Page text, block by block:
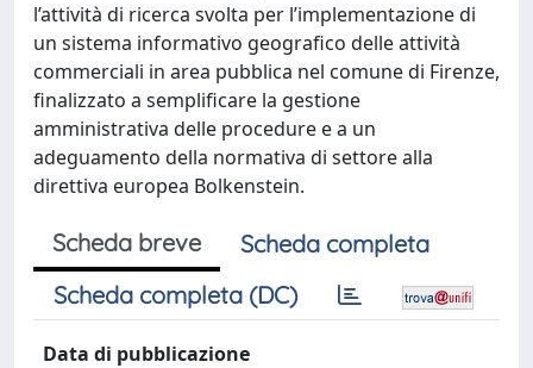
l’attività di ricerca svolta per l’implementazione di
un sistema informativo geografico delle attività
commerciali in area pubblica nel comune di Firenze,
finalizzato a semplificare la gestione
amministrativa delle procedure e a un
adeguamento della normativa di settore alla
direttiva europea Bolkenstein.
Scheda breve
Scheda completa
Scheda completa (DC)
Data di pubblicazione